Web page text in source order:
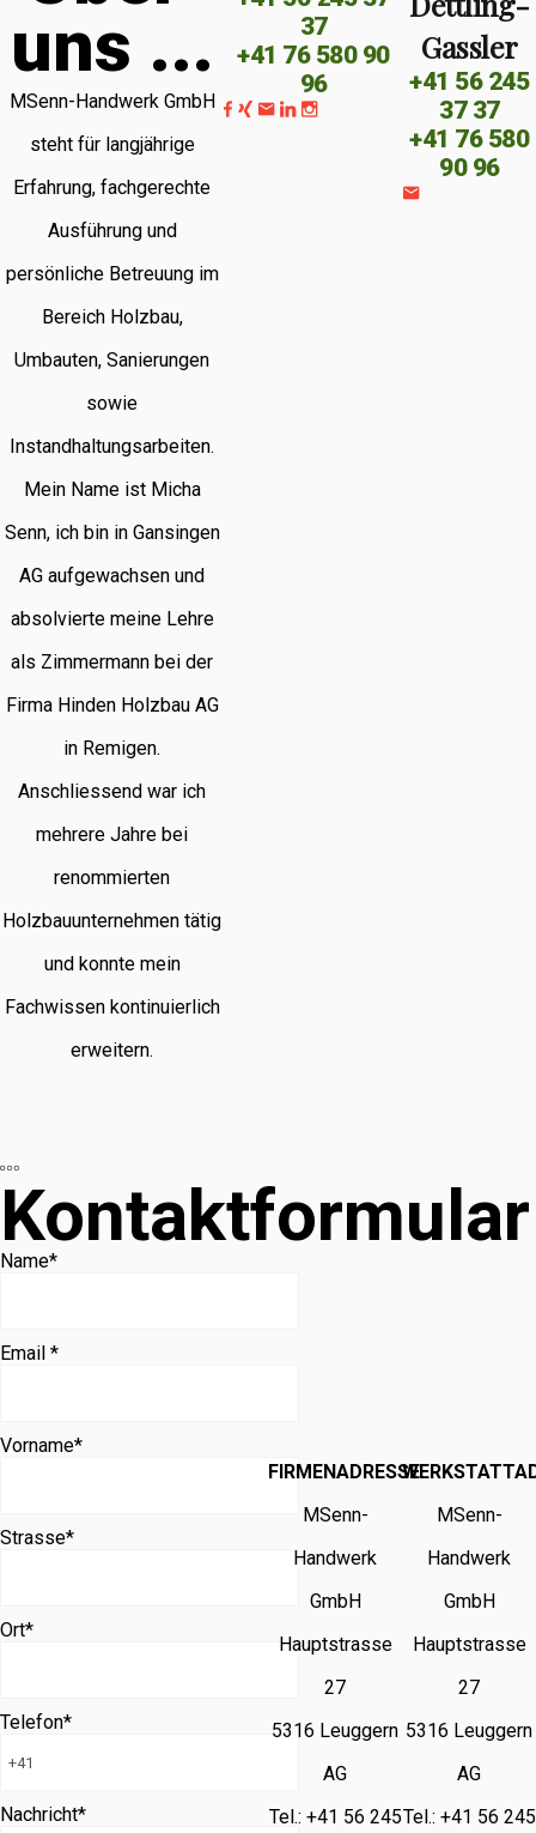
uns ...
MSenn-Handwerk GmbH
steht für langjährige
Erfahrung, fachgerechte
Ausführung und
persönliche Betreuung im
Bereich Holzbau,
Umbauten, Sanierungen
sowie
Instandhaltungsarbeiten.
Mein Name ist Micha
Senn, ich bin in Gansingen
AG aufgewachsen und
absolvierte meine Lehre
als Zimmermann bei der
Firma Hinden Holzbau AG
in Remigen.
Anschliessend war ich
mehrere Jahre bei
renommierten
Holzbauunternehmen tätig
und konnte mein
Fachwissen kontinuierlich
erweitern.
37
+41 76 580 90
96
Gassler
+41 56 245
37 37
+41 76 580
90 96
Kontaktformular
Name*
Email *
Vorname*
Strasse*
Ort*
Telefon*
Nachricht*
FIRMENADRESSE
MSenn-
Handwerk
GmbH
Hauptstrasse
27
5316 Leuggern
AG
Tel.: +41 56 245
MSenn-
Handwerk
GmbH
Hauptstrasse
27
5316 Leuggern
AG
Tel.: +41 56 245